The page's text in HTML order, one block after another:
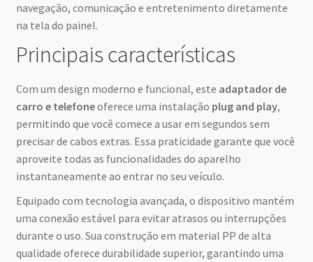
navegação, comunicação e entretenimento diretamente
na tela do painel.
Principais características
Com um design moderno e funcional, este adaptador de
carro e telefoneoferece uma instalação plug and play,
permitindo que você comece a usar em segundos sem
precisar de cabos extras. Essa praticidade garante que você
aproveite todas as funcionalidades do aparelho
instantaneamente ao entrar no seu veículo.
Equipado com tecnologia avançada, o dispositivo mantém
uma conexão estável para evitar atrasos ou interrupções
durante o uso. Sua construção em material PP de alta
qualidade oferece durabilidade superior, garantindo uma